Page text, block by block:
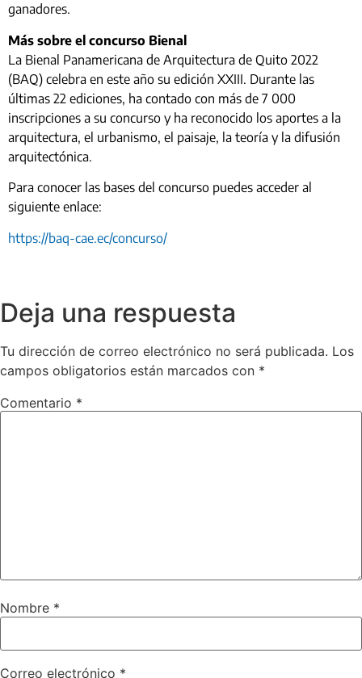
ganadores.
Más sobre el concurso Bienal
La Bienal Panamericana de Arquitectura de Quito 2022
(BAQ) celebra en este año su edición XXIII. Durante las
últimas 22 ediciones, ha contado con más de 7 000
inscripciones a su concurso y ha reconocido los aportes a la
arquitectura, el urbanismo, el paisaje, la teoría y la difusión
arquitectónica.
Para conocer las bases del concurso puedes acceder al
siguiente enlace:
https://baq-cae.ec/concurso/
Deja una respuesta
Tu dirección de correo electrónico no será publicada. Los
campos obligatorios están marcados con *
Comentario *
Nombre *
Correo electrónico *